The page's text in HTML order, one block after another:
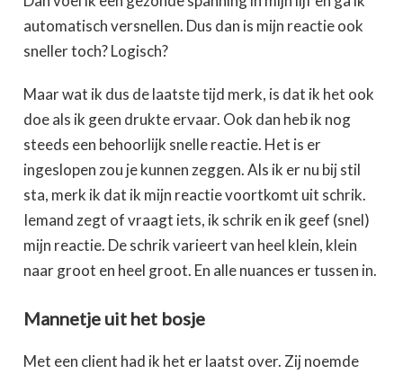
automatisch versnellen. Dus dan is mijn reactie ook
sneller toch? Logisch?
Maar wat ik dus de laatste tijd merk, is dat ik het ook
doe als ik geen drukte ervaar. Ook dan heb ik nog
steeds een behoorlijk snelle reactie. Het is er
ingeslopen zou je kunnen zeggen. Als ik er nu bij stil
sta, merk ik dat ik mijn reactie voortkomt uit schrik.
Iemand zegt of vraagt iets, ik schrik en ik geef (snel)
mijn reactie. De schrik varieert van heel klein, klein
naar groot en heel groot. En alle nuances er tussen in.
Mannetje uit het bosje
Met een client had ik het er laatst over. Zij noemde